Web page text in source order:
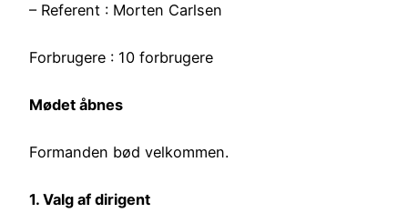
– Referent : Morten Carlsen
Forbrugere : 10 forbrugere
Mødet åbnes
Formanden bød velkommen.
1. Valg af dirigent